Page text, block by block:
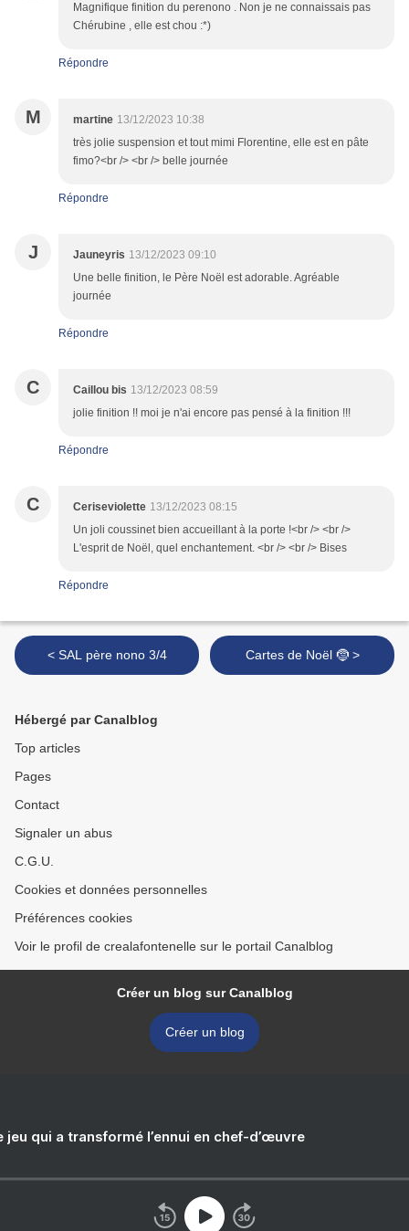
Magnifique finition du perenono . Non je ne connaissais pas
Chérubine , elle est chou :*)
Répondre
M martine 13/12/2023 10:38
très jolie suspension et tout mimi Florentine, elle est en pâte
fimo?<br /> <br /> belle journée
Répondre
J Jauneyris 13/12/2023 09:10
Une belle finition, le Père Noël est adorable. Agréable
journée
Répondre
C Caillou bis 13/12/2023 08:59
jolie finition !! moi je n'ai encore pas pensé à la finition !!!
Répondre
C Ceriseviolette 13/12/2023 08:15
Un joli coussinet bien accueillant à la porte !<br /> <br />
L'esprit de Noël, quel enchantement. <br /> <br /> Bises
Répondre
< SAL père nono 3/4 Cartes de Noël 🤶 >
Hébergé par Canalblog
Top articles
Pages
Contact
Signaler un abus
C.G.U.
Cookies et données personnelles
Préférences cookies
Voir le profil de crealafontenelle sur le portail Canalblog
Créer un blog sur Canalblog
Créer un blog
jeu qui a transformé l’ennui en chef-d’œuvre